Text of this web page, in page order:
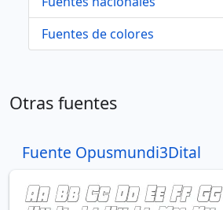
Fuentes de colores
Otras fuentes
Fuente Opusmundi3Dital